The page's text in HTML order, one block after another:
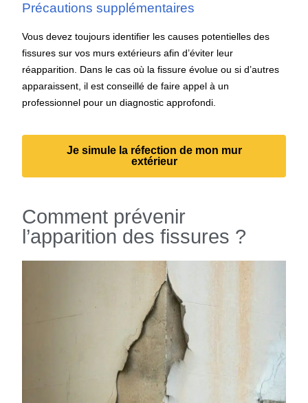
Précautions supplémentaires
Vous devez toujours identifier les causes potentielles des
fissures sur vos murs extérieurs afin d’éviter leur
réapparition. Dans le cas où la fissure évolue ou si d’autres
apparaissent, il est conseillé de faire appel à un
professionnel pour un diagnostic approfondi.
Je simule la réfection de mon mur
extérieur
Comment prévenir
l’apparition des fissures ?